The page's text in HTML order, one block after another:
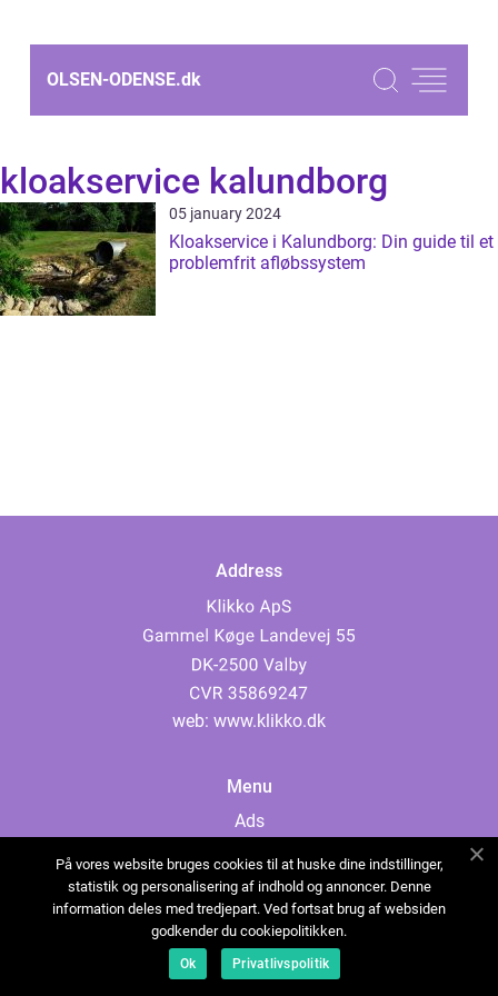
OLSEN-ODENSE.dk
kloakservice kalundborg
05 january 2024
Kloakservice i Kalundborg: Din guide til et
problemfrit afløbssystem
Address
web: www.klikko.dk
Menu
Ads
Cookies
Contact
Sitemap
På vores website bruges cookies til at huske dine indstillinger,
statistik og personalisering af indhold og annoncer. Denne
information deles med tredjepart. Ved fortsat brug af websiden
godkender du cookiepolitikken.
Ok Privatlivspolitik